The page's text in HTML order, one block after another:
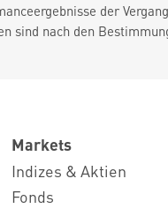
der
sind nach den
Markets
Indizes & Aktien
Fonds